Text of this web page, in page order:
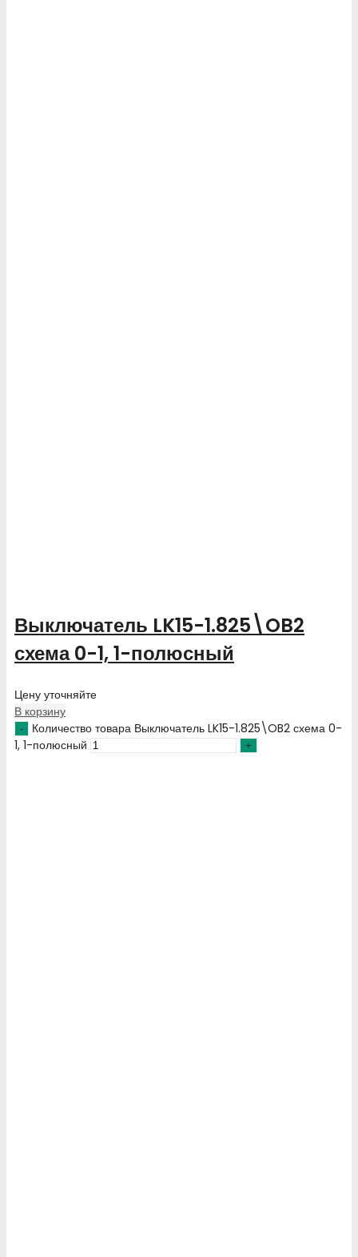
Выключатель LK15-1.825\OB2
схема 0-1, 1-полюсный
Цену уточняйте
В корзину
Количество товара Выключатель LK15-1.825\OB2 схема 0-
1, 1-полюсный